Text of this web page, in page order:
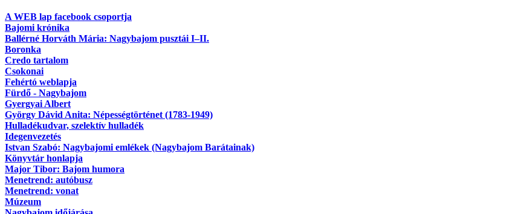
A WEB lap facebook csoportja
Bajomi krónika
Ballérné Horváth Mária: Nagybajom pusztái I–II.
Boronka
Credo tartalom
Csokonai
Fehértó weblapja
Fürdő - Nagybajom
Gyergyai Albert
György Dávid Anita: Népességtörténet (1783-1949)
Hulladékudvar, szelektív hulladék
Idegenvezetés
Istvan Szabó: Nagybajomi emlékek (Nagybajom Barátainak)
Könyvtár honlapja
Major Tibor: Bajom humora
Menetrend: autóbusz
Menetrend: vonat
Múzeum